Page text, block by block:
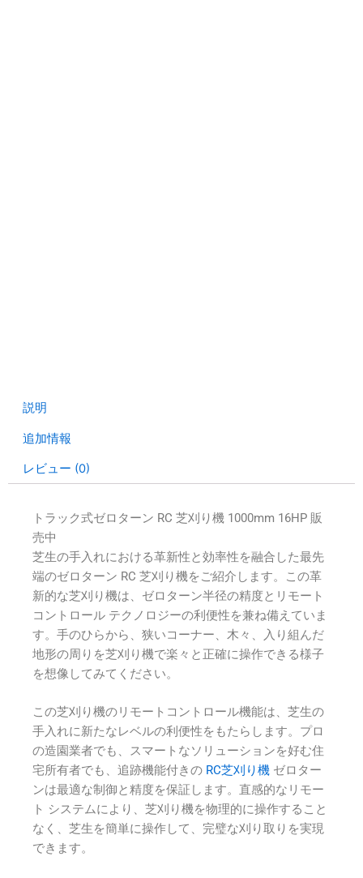
説明
追加情報
レビュー (0)
トラック式ゼロターン RC 芝刈り機 1000mm 16HP 販
売中
芝生の手入れにおける革新性と効率性を融合した最先
端のゼロターン RC 芝刈り機をご紹介します。この革
新的な芝刈り機は、ゼロターン半径の精度とリモート
コントロール テクノロジーの利便性を兼ね備えていま
す。手のひらから、狭いコーナー、木々、入り組んだ
地形の周りを芝刈り機で楽々と正確に操作できる様子
を想像してみてください。
この芝刈り機のリモートコントロール機能は、芝生の
手入れに新たなレベルの利便性をもたらします。プロ
の造園業者でも、スマートなソリューションを好む住
宅所有者でも、追跡機能付きの RC芝刈り機 ゼロター
ンは最適な制御と精度を保証します。直感的なリモー
ト システムにより、芝刈り機を物理的に操作すること
なく、芝生を簡単に操作して、完璧な刈り取りを実現
できます。